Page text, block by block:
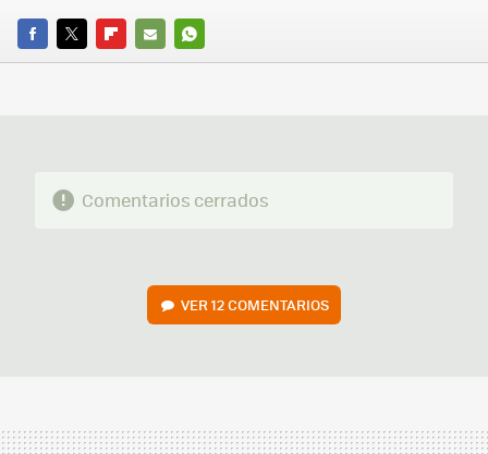
FACEBOOK
TWITTERFLIPBOARD
E-
WHATSAPP
Comentarios cerrados
VER12 COMENTARIOS